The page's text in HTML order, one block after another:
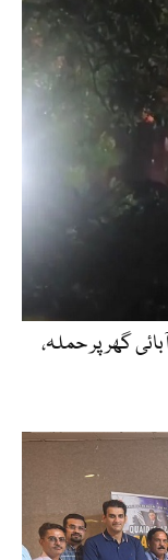
گھر پر حملہ،